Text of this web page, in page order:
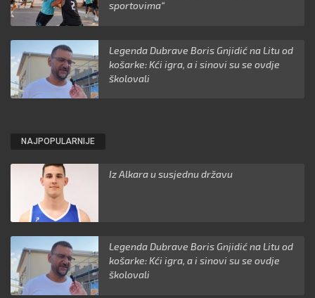
sportovima“
Legenda Dubrave Boris Gnjidić na Litu od
košarke: Kći igra, a i sinovi su se ovdje
školovali
NAJPOPULARNIJE
Iz Alkara u susjednu državu
Legenda Dubrave Boris Gnjidić na Litu od
košarke: Kći igra, a i sinovi su se ovdje
školovali